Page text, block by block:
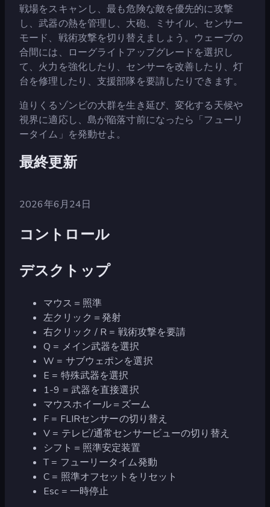
戦場をスキャンし、最も危険な敵を優先的に攻撃
し、武器の熱を管理し、大砲、ミサイル、センサー
モード、戦術攻撃を切り替えましょう。ウェーブの
合間には、ローグライトアップグレードを選択し
て、火力を強化したり、センサーを改善したり、灯
台を修理したり、支援部隊を要請したりできます。
迫りくるゾンビの大群を生き延び、変化する天候や
視界に適応し、島が陥落寸前になったら「フューリ
ータイム」を発動せよ。
最終更新
2026年6月24日
コントロール
デスクトップ
マウス＝照準
左クリック＝発射
右クリック / R = 戦術攻撃を要請
Q = メイン武器を選択
W = サブウェポンを選択
E = 特殊武器を選択
1-9 = 武器を直接選択
マウスホイール＝ズーム
F = FLIRセンサーの切り替え
V = テレビ/通常センサービューの切り替え
シフト＝照準安定装置
T = フューリータイム発動
C = 照準オフセットをリセット
Esc = 一時停止